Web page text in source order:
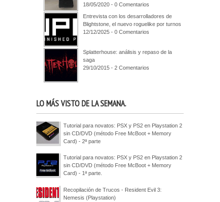
18/05/2020 - 0 Comentarios
Entrevista con los desarrolladores de
Blightstone, el nuevo roguelike por turnos
12/12/2025 - 0 Comentarios
Splatterhouse: análisis y repaso de la
saga
29/10/2015 - 2 Comentarios
LO MÁS VISTO DE LA SEMANA.
Tutorial para novatos: PSX y PS2 en Playstation 2
sin CD/DVD (método Free McBoot + Memory
Card) - 2ª parte
Tutorial para novatos: PSX y PS2 en Playstation 2
sin CD/DVD (método Free McBoot + Memory
Card) - 1ª parte.
Recopilación de Trucos - Resident Evil 3:
Nemesis (Playstation)